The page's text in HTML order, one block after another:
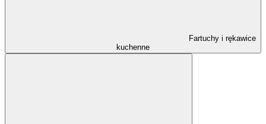
Fartuchy i rękawice
kuchenne